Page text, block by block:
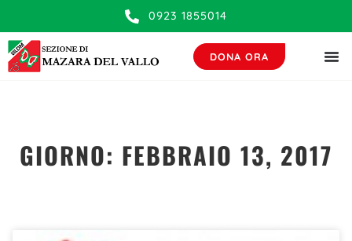
0923 1855014
DONA ORA
GIORNO: FEBBRAIO 13, 2017